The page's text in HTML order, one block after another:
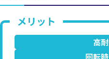
高
回転